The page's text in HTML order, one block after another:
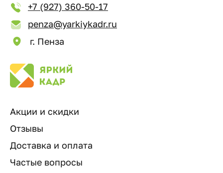
+7 (927) 360-50-17
penza@yarkiykadr.ru
г. Пенза
Акции и скидки
Отзывы
Доставка и оплата
Частые вопросы